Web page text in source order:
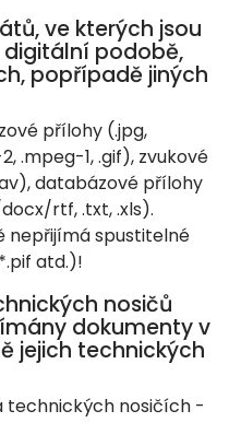
ve kterých jsou
podobě,
popřípadě jiných
přílohy (.jpg,
.mpeg-1, .gif), zvukové
databázové přílohy
rtf, .txt, .xls).
nepřijímá spustitelné
atd.)!
nosičů
dokumenty v
jejich technických
technických nosičích -